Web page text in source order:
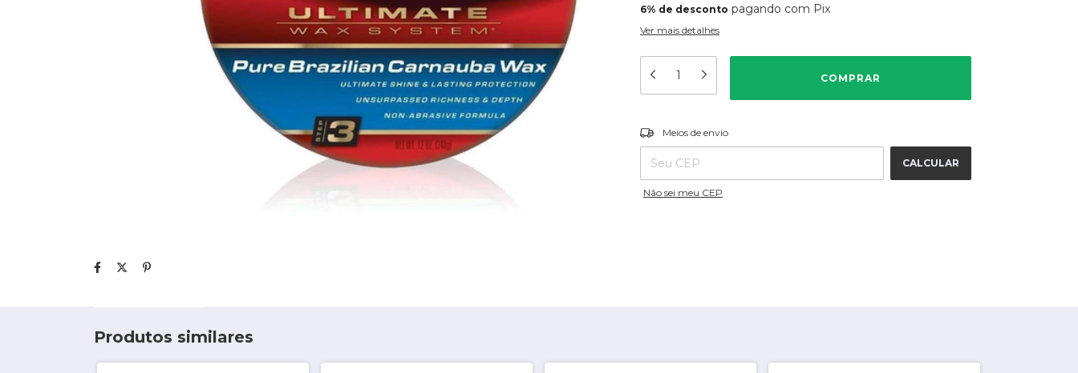
6% de desconto pagando com Pix
Ver mais detalhes
Entregas para o CEP:
Meios de envio
CALCULAR
Não sei meu CEP
Produtos similares